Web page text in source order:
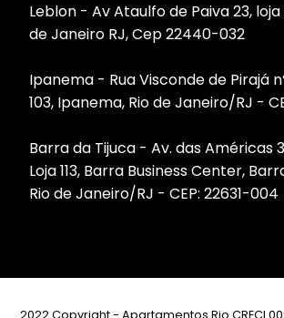
Leblon - Av Ataulfo de Paiva 23, loja
de Janeiro RJ, Cep 22440-032
Ipanema - Rua Visconde de Pirajá
103, Ipanema, Rio de Janeiro/RJ -
Barra da Tijuca - Av. das Américas
Loja 113, Barra Business Center,
Rio de Janeiro/RJ - CEP: 22631-004